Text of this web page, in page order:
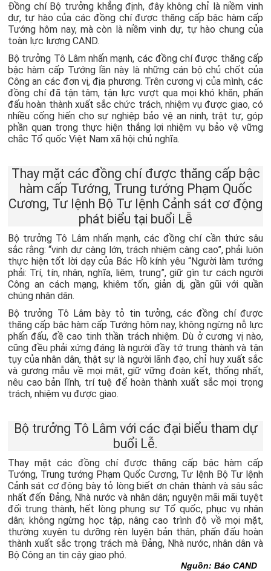
Đồng chí Bộ trưởng khẳng định, đây không chỉ là niềm vinh
dự, tự hào của các đồng chí được thăng cấp bậc hàm cấp
Tướng hôm nay, mà còn là niềm vinh dự, tự hào chung của
toàn lực lượng CAND.
Bộ trưởng Tô Lâm nhấn mạnh, các đồng chí được thăng cấp
bậc hàm cấp Tướng lần này là những cán bộ chủ chốt của
Công an các đơn vị, địa phương. Trên cương vị của mình, các
đồng chí đã tận tâm, tận lực vượt qua mọi khó khăn, phấn
đấu hoàn thành xuất sắc chức trách, nhiệm vụ được giao, có
nhiều cống hiến cho sự nghiệp bảo vệ an ninh, trật tự, góp
phần quan trọng thực hiện thắng lợi nhiệm vụ bảo vệ vững
chắc Tổ quốc Việt Nam xã hội chủ nghĩa.
Thay mặt các đồng chí được thăng cấp bậc
hàm cấp Tướng, Trung tướng Phạm Quốc
Cương, Tư lệnh Bộ Tư lệnh Cảnh sát cơ động
phát biểu tại buổi Lễ
Bộ trưởng Tô Lâm nhấn mạnh, các đồng chí cần thức sâu
sắc rằng: “vinh dự càng lớn, trách nhiệm càng cao”, phải luôn
thực hiện tốt lời dạy của Bác Hồ kính yêu “Người làm tướng
phải: Trí, tín, nhân, nghĩa, liêm, trung”, giữ gìn tư cách người
Công an cách mạng, khiêm tốn, giản dị, gần gũi với quần
chúng nhân dân.
Bộ trưởng Tô Lâm bày tỏ tin tưởng, các đồng chí được
thăng cấp bậc hàm cấp Tướng hôm nay, không ngừng nỗ lực
phấn đấu, đề cao tinh thần trách nhiệm. Dù ở cương vị nào,
cũng đều phải xứng đáng là người đầy tớ trung thành và tận
tụy của nhân dân, thật sự là người lãnh đạo, chỉ huy xuất sắc
và gương mẫu về mọi mặt, giữ vững đoàn kết, thống nhất,
nêu cao bản lĩnh, trí tuệ để hoàn thành xuất sắc mọi trọng
trách, nhiệm vụ được giao.
Bộ trưởng Tô Lâm với các đại biểu tham dự
buổi Lễ.
Thay mặt các đồng chí được thăng cấp bậc hàm cấp
Tướng, Trung tướng Phạm Quốc Cương, Tư lệnh Bộ Tư lệnh
Cảnh sát cơ động bày tỏ lòng biết ơn chân thành và sâu sắc
nhất đến Đảng, Nhà nước và nhân dân; nguyện mãi mãi tuyệt
đối trung thành, hết lòng phụng sự Tổ quốc, phục vụ nhân
dân; không ngừng học tập, nâng cao trình độ về mọi mặt,
thường xuyên tu dưỡng rèn luyện bản thân, phấn đấu hoàn
thành xuất sắc trọng trách mà Đảng, Nhà nước, nhân dân và
Bộ Công an tin cậy giao phó.
Nguồn: Báo CAND